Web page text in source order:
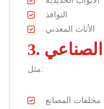
النوافذ
الأثاث المعدني
الصناعي
مثل:
مخلفات المصانع